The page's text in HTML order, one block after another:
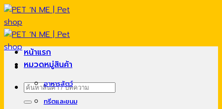
Skip
to
content
ค้นหา:
หน้าแรก
หมวดหมู่สินค้า
อาหารสัตว์
ทรีตและขนม